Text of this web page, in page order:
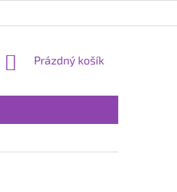
NÁKUPNÍ
Prázdný košík